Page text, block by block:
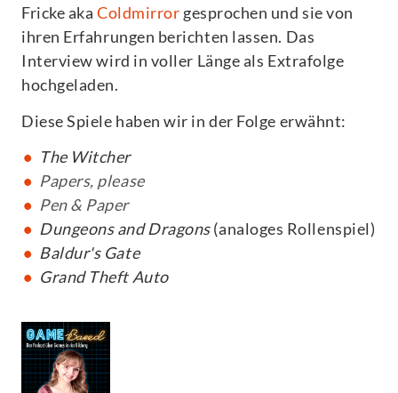
Fricke akaColdmirror gesprochen und sie von
ihren Erfahrungen berichten lassen. Das
Interview wird in voller Länge als Extrafolge
hochgeladen.
Diese Spiele haben wir in der Folge erwähnt:
The Witcher
Papers, please
Pen & Paper
Dungeons and Dragons(analoges Rollenspiel)
Baldur's Gate
Grand Theft Auto